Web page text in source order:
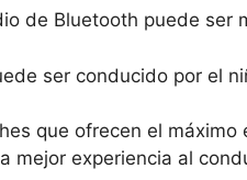
de Bluetooth puede ser
ser conducido por el
que ofrecen el
mejor experiencia al